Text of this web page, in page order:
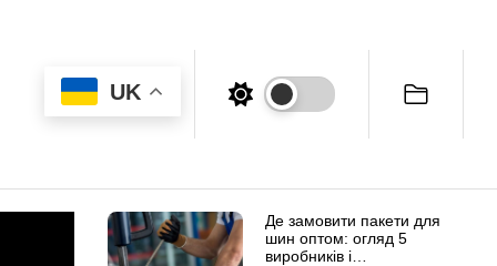
UK
Де замовити пакети для
шин оптом: огляд 5
виробників і